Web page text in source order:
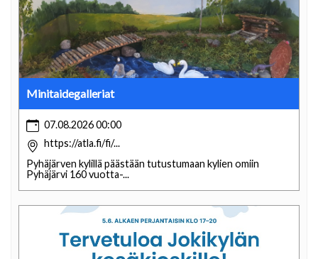
Minitaidegalleriat
07.08.2026 00:00
https://atla.fi/fi/...
Pyhäjärven kylillä päästään tutustumaan kylien omiin
Pyhäjärvi 160 vuotta-...